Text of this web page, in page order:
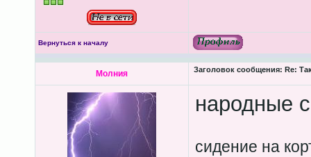
Вернуться к началу
Молния Заголовок сообщения: Re:
народные
сидение на